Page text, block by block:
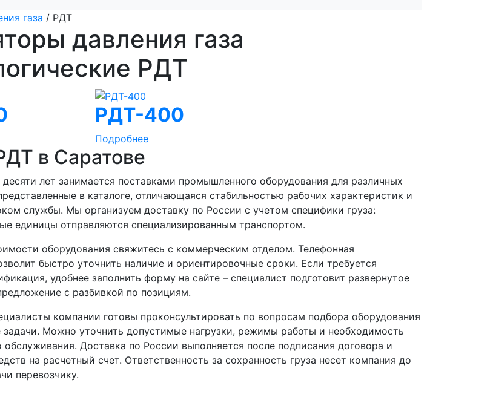
газа / РДТ
давления газа
РДТ
РДТ-400
Подробнее
в Саратове
лет занимается поставками промышленного оборудования для различных
в каталоге, отличающаяся стабильностью рабочих характеристик и
службы. Мы организуем доставку по России с учетом специфики груза:
единицы отправляются специализированным транспортом.
оборудования свяжитесь с коммерческим отделом. Телефонная
быстро уточнить наличие и ориентировочные сроки. Если требуется
удобнее заполнить форму на сайте – специалист подготовит развернутое
с разбивкой по позициям.
компании готовы проконсультировать по вопросам подбора оборудования
задачи. Можно уточнить допустимые нагрузки, режимы работы и необходимость
обслуживания. Доставка по России выполняется после подписания договора и
на расчетный счет. Ответственность за сохранность груза несет компания до
перевозчику.